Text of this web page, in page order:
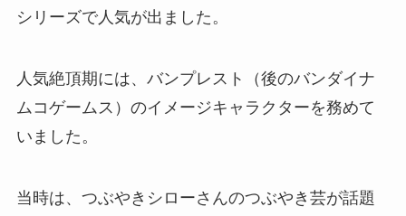
シリーズで人気が出ました。
人気絶頂期には、バンプレスト（後のバンダイナ
ムコゲームス）のイメージキャラクターを務めて
いました。
当時は、つぶやきシローさんのつぶやき芸が話題